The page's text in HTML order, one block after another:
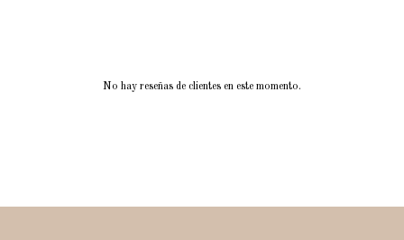
No hay reseñas de clientes en este momento.